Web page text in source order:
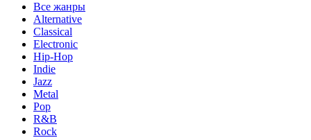
Все жанры
Alternative
Classical
Electronic
Hip-Hop
Indie
Jazz
Metal
Pop
R&B
Rock